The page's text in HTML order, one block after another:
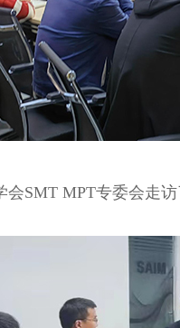
会SMT MPT专委会走